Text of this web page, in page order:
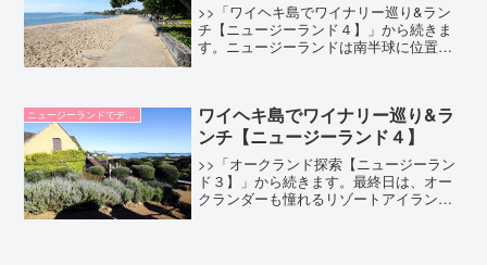
>>「ワイヘキ島でワイナリー巡り&ラン
チ【ニュージーランド４】」から続きま
す。ニュージーランドは南半球に位置
際には、日本からニュージ...
ニュージーランドでデトックス
ワイヘキ島でワイナリー巡り&ラ
ンチ【ニュージーランド４】
>>「オークランド探索【ニュージーラン
ド３】」から続きます。最終日は、オー
クランダーも憧れるリゾートアイラン